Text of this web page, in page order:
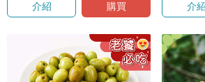
介紹 購買 介紹